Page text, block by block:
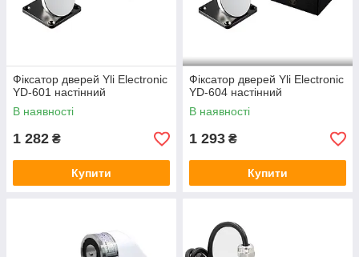
Фіксатор дверей Yli Electronic
YD-601 настінний
В наявності
1 282 ₴
Купити
Фіксатор дверей Yli Electronic
YD-604 настінний
В наявності
1 293 ₴
Купити